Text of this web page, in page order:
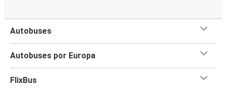
Autobuses
Autobuses por Europa
FlixBus